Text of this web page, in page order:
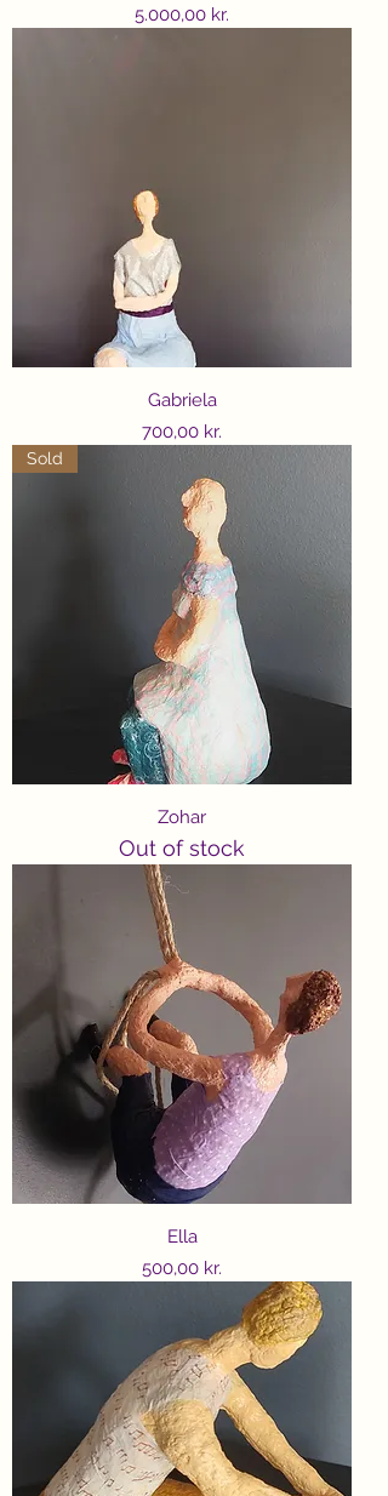
Price
5.000,00 kr.
Gabriela
Price
700,00 kr.
Sold
Zohar
Out of stock
Ella
Price
500,00 kr.